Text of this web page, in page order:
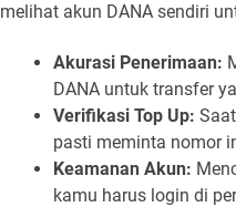
melihat akun DANA sendiri
Akurasi Penerimaan:
DANA untuk transfer
Verifikasi Top Up:
pasti meminta nomor
Keamanan Akun:
kamu harus login di